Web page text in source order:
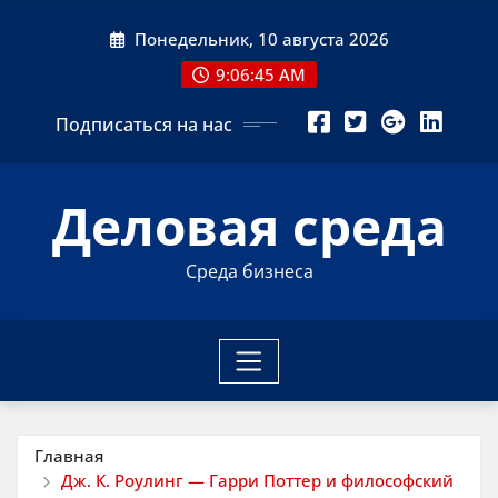
Понедельник, 10 августа 2026
9:06:45 AM
Подписаться на нас
Деловая среда
Среда бизнеса
Главная
Дж. К. Роулинг — Гарри Поттер и философский